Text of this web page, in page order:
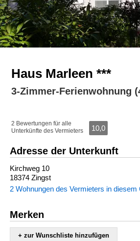
Haus Marleen ***
3-Zimmer-Ferienwohnung
2 Bewertungen für alle
Unterkünfte des Vermieters
10,0
Adresse der Unterkunft
Kirchweg 10
18374 Zingst
2 Wohnungen des Vermieters in diesem
Merken
+ zur Wunschliste hinzufügen